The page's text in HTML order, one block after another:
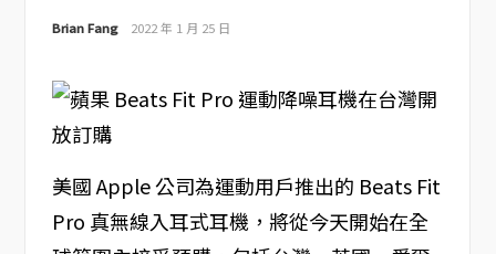
Brian Fang 2022 年 1 月 25 日
美國 Apple 公司為運動用戶推出的 Beats Fit
Pro 真無線入耳式耳機，將從今天開始在全